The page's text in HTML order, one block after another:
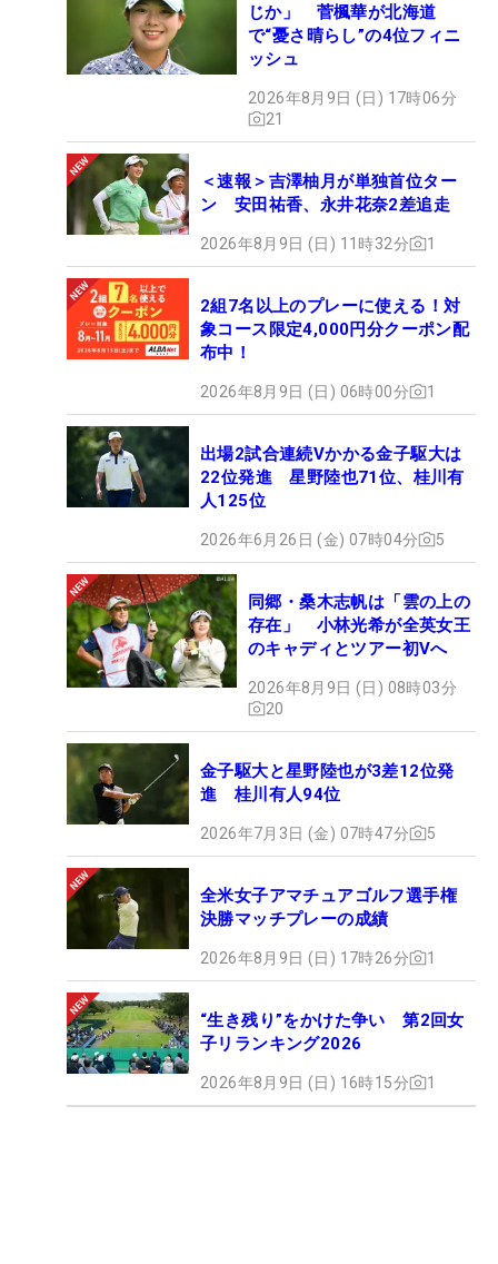
じか」 菅楓華が北海道
で“憂さ晴らし”の4位フィニ
ッシュ
2026年8月9日 (日) 17時06分
21
＜速報＞吉澤柚月が単独首位ター
ン 安田祐香、永井花奈2差追走
2026年8月9日 (日) 11時32分 1
2組7名以上のプレーに使える！対
象コース限定4,000円分クーポン配
布中！
2026年8月9日 (日) 06時00分 1
出場2試合連続Vかかる金子駆大は
22位発進 星野陸也71位、桂川有
人125位
2026年6月26日 (金) 07時04分 5
同郷・桑木志帆は「雲の上の
存在」 小林光希が全英女王
のキャディとツアー初Vへ
2026年8月9日 (日) 08時03分
20
金子駆大と星野陸也が3差12位発
進 桂川有人94位
2026年7月3日 (金) 07時47分 5
全米女子アマチュアゴルフ選手権
決勝マッチプレーの成績
2026年8月9日 (日) 17時26分 1
“生き残り”をかけた争い 第2回女
子リランキング2026
2026年8月9日 (日) 16時15分 1